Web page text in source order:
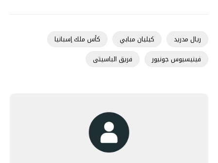
ريال مدريد كيليان مبابي
كأس ملك إسبانيا
فينيسيوس جونيور
فريق الباسيتى